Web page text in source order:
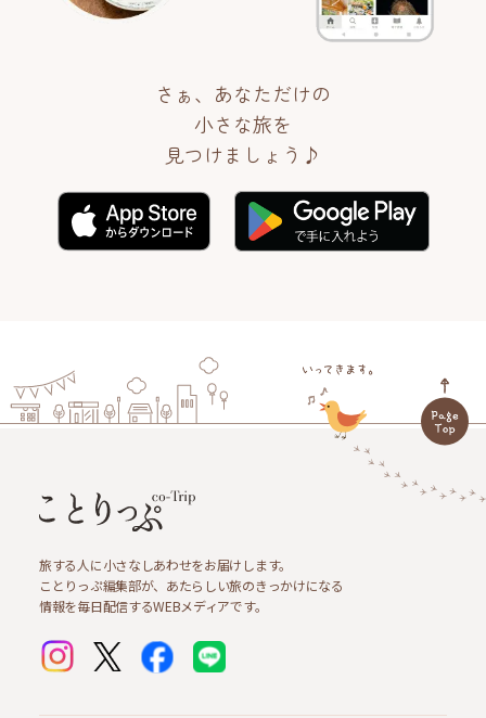
さぁ、あなただけの
小さな旅を
見つけましょう♪
旅する人に小さなしあわせをお届けします。
ことりっぷ編集部が、あたらしい旅のきっかけになる
情報を毎日配信するWEBメディアです。